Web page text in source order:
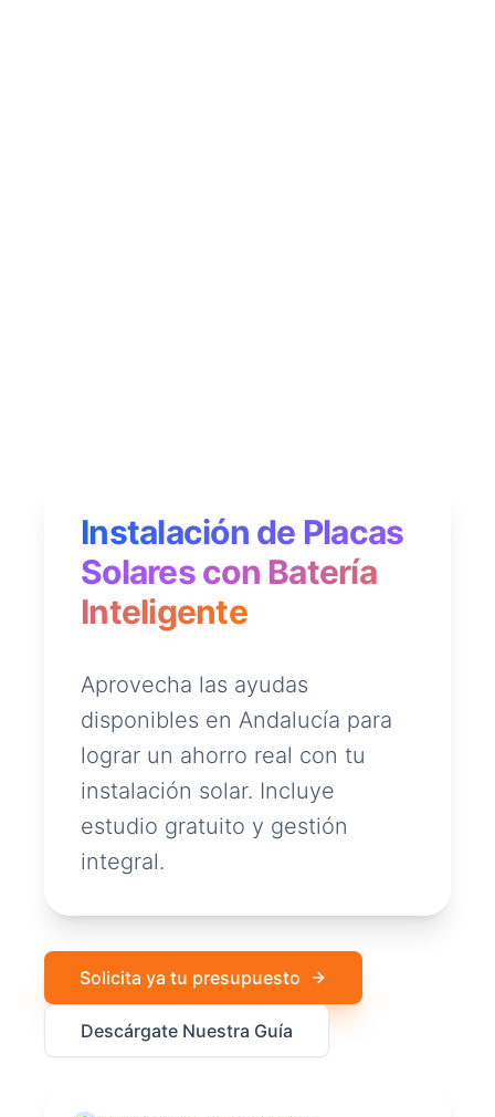
Instalación de Placas
Solares con Batería
Inteligente
Aprovecha las ayudas
disponibles en Andalucía para
lograr un ahorro real con tu
instalación solar. Incluye
estudio gratuito y gestión
integral.
Solicita ya tu presupuesto
Descárgate Nuestra Guía